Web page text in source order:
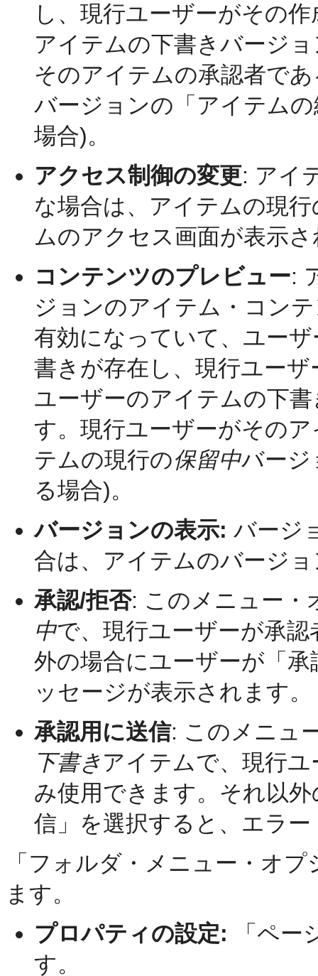
し、現行ユーザーがその
アイテムの下書きバージ
そのアイテムの承認者で
バージョンの「アイテム
場合)。
アクセス制御の変更: アイ
な場合は、アイテムの現行
ムのアクセス画面が表示
コンテンツのプレビュー:
ジョンのアイテム・コン
有効になっていて、ユーザ
書きが存在し、現行ユー
ユーザーのアイテムの下
す。現行ユーザーがその
テムの現行の保留中バージ
る場合)。
バージョンの表示: バージ
合は、アイテムのバージ
承認/拒否: このメニュー・
中で、現行ユーザーが承
外の場合にユーザーが「
ッセージが表示されます。
承認用に送信: このメニュ
下書きアイテムで、現行
み使用できます。それ以
信」を選択すると、エラ
「フォルダ・メニュー・オ
ます。
プロパティの設定:
「ペ
す。